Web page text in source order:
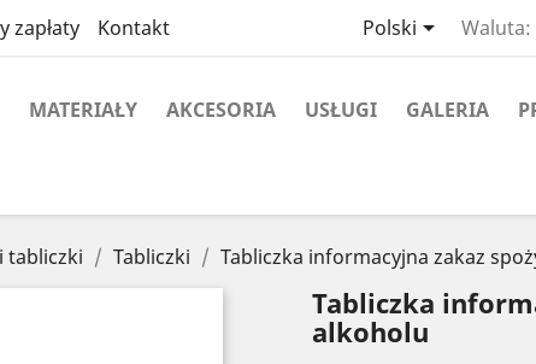
zapłaty Kontakt Polski Waluta:
MATERIAŁY AKCESORIA USŁUGI GALERIA
tabliczki Tabliczki Tabliczka informacyjna zakaz
Tabliczka
alkoholu